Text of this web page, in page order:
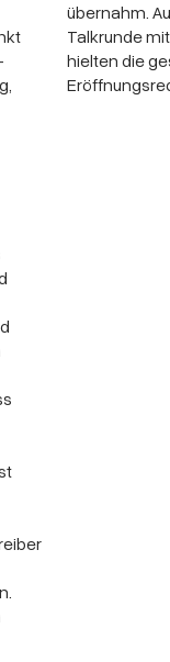
übernahm.
Talkrunde
hielten die